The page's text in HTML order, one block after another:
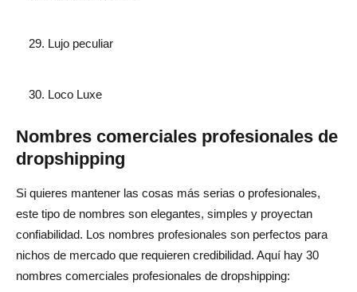
Lujo peculiar
Loco Luxe
Nombres comerciales profesionales de
dropshipping
Si quieres mantener las cosas más serias o profesionales,
este tipo de nombres son elegantes, simples y proyectan
confiabilidad. Los nombres profesionales son perfectos para
nichos de mercado que requieren credibilidad. Aquí hay 30
nombres comerciales profesionales de dropshipping: